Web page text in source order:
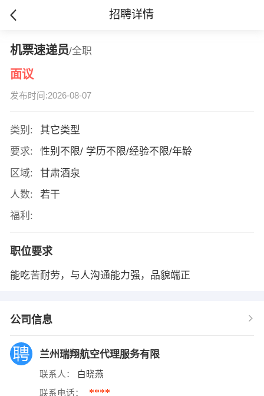
招聘详情
机票速递员/全职
面议
发布时间:2026-08-07
类别:
其它类型
要求:
性别不限/ 学历不限/经验不限/年龄
区域:
甘肃酒泉
人数:
若干
福利:
职位要求
能吃苦耐劳，与人沟通能力强，品貌端正
公司信息
兰州瑞翔航空代理服务有限
联系人： 白晓燕
联系电话： ****